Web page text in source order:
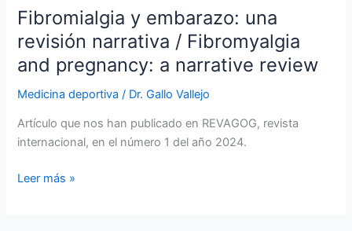
Fibromialgia y embarazo: una
revisión narrativa / Fibromyalgia
and pregnancy: a narrative review
Medicina deportiva / Dr. Gallo Vallejo
Artículo que nos han publicado en REVAGOG, revista
internacional, en el número 1 del año 2024.
Fibromialgia
Leer más »